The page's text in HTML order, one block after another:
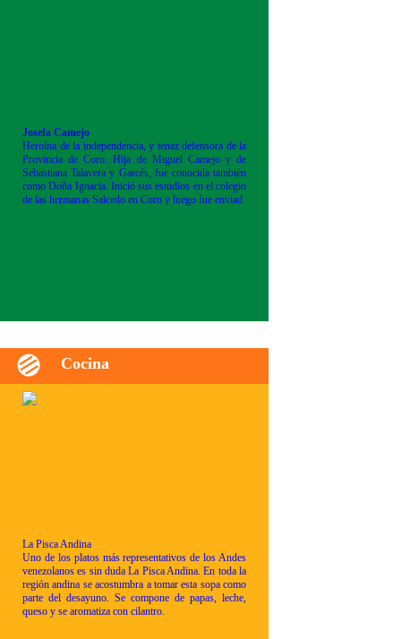
Josefa Camejo
Heroína de la independencia, y tenaz defensora de la
Provincia de Coro. Hija de Miguel Camejo y de
Sebastiana Talavera y Garcés, fue conocida también
como Doña Ignacia. Inició sus estudios en el colegio
de las hermanas Salcedo en Coro y luego fue enviad
Cocina
La Pisca Andina
Uno de los platos más representativos de los Andes
venezolanos es sin duda La Pisca Andina. En toda la
región andina se acostumbra a tomar esta sopa como
parte del desayuno. Se compone de papas, leche,
queso y se aromatiza con cilantro.